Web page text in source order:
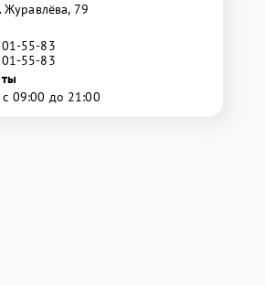
Журавлёва, 79
55-83
55-83
с 09:00 до 21:00